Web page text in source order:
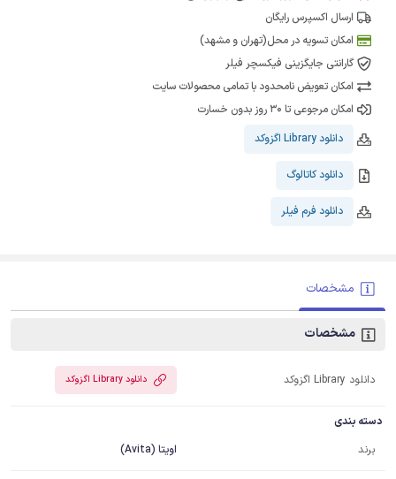
ارسال اکسپرس رایگان
امکان تسویه در محل(تهران و مشهد)
گارانتی جایگزینی فیکسچر فیلر
امکان تعویض نامحدود با تمامی محصولات سایت
امکان مرجوعی تا 30 روز بدون خسارت
دانلود Library اگزوکد
دانلود کاتالوگ
دانلود فرم فیلر
مشخصات
مشخصات
دانلود Library اگزوکد دانلود Library اگزوکد
دسته بندی
برند
اویتا (Avita)